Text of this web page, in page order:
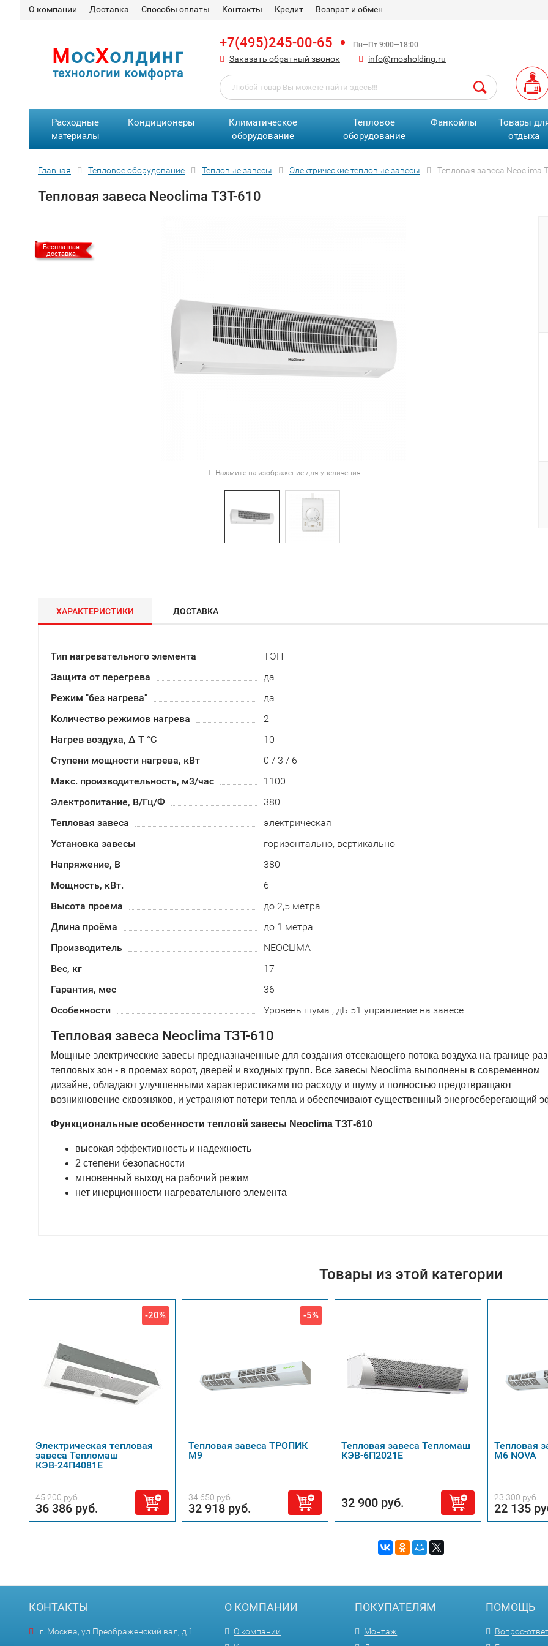
О компании Доставка Способы оплаты Контакты Кредит Возврат и обмен
МосХолдинг
технологии комфорта
+7(495)245-00-65 Пн—Пт 9:00—18:00
Заказать обратный звонок info@mosholding.ru
Расходные
материалы
Кондиционеры
Климатическое
оборудование
Тепловое
оборудование
Фанкойлы
Товары
отдыха
Главная Тепловое оборудование Тепловые завесы Электрические тепловые завесы Тепловая завеса Neoclima
Тепловая завеса Neoclima ТЗТ-610
Нажмите на изображение для увеличения
Бесплатная
доставка
ХАРАКТЕРИСТИКИ ДОСТАВКА
Тип нагревательного элемента
ТЭН
Защита от перегрева
да
Режим "без нагрева"
да
Количество режимов нагрева
2
Нагрев воздуха, Δ Т °С
10
Ступени мощности нагрева, кВт
0 / 3 / 6
Макс. производительность, м3/час
1100
Электропитание, В/Гц/Ф
380
Тепловая завеса
электрическая
Установка завесы
горизонтально, вертикально
Напряжение, В
380
Мощность, кВт.
6
Высота проема
до 2,5 метра
Длина проёма
до 1 метра
Производитель
NEOCLIMA
Вес, кг
17
Гарантия, мес
36
Особенности
Уровень шума , дБ 51 управление на завесе
Тепловая завеса Neoclima ТЗТ-610
Мощные электрические завесы предназначенные для создания отсекающего потока воздуха на границе
тепловых зон - в проемах ворот, дверей и входных групп. Все завесы Neoclima выполнены в современном
дизайне, обладают улучшенными характеристиками по расходу и шуму и полностью предотвращают
возникновение сквозняков, и устраняют потери тепла и обеспечивают существенный энергосберегающий
Функциональные особенности тепловй завесы Neоclima ТЗТ-610
высокая эффективность и надежность
2 степени безопасности
мгновенный выход на рабочий режим
нет инерционности нагревательного элемента
Товары из этой категории
-20%
Электрическая тепловая
завеса Тепломаш
КЭВ-24П4081Е
45 200 руб.
36 386 руб.
-5%
Тепловая завеса ТРОПИК
М9
34 650 руб.
32 918 руб.
Тепловая завеса Тепломаш
КЭВ-6П2021Е
32 900 руб.
Тепловая
М6 NOVA
23 300 руб.
22 135
КОНТАКТЫ
г. Москва, ул.Преображенский вал, д.1
О КОМПАНИИ
О компании
ПОКУПАТЕЛЯМ
Монтаж
ПОМОЩЬ
Вопрос-